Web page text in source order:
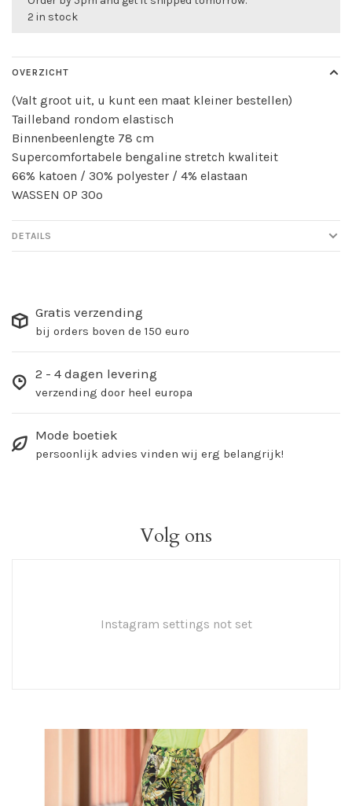
2 in stock
OVERZICHT
(Valt groot uit, u kunt een maat kleiner bestellen)
Tailleband rondom elastisch
Binnenbeenlengte 78 cm
Supercomfortabele bengaline stretch kwaliteit
66% katoen / 30% polyester / 4% elastaan
WASSEN OP 30º
DETAILS
Gratis verzending
bij orders boven de 150 euro
2 - 4 dagen levering
verzending door heel europa
Mode boetiek
persoonlijk advies vinden wij erg belangrijk!
Volg ons
Instagram settings not set